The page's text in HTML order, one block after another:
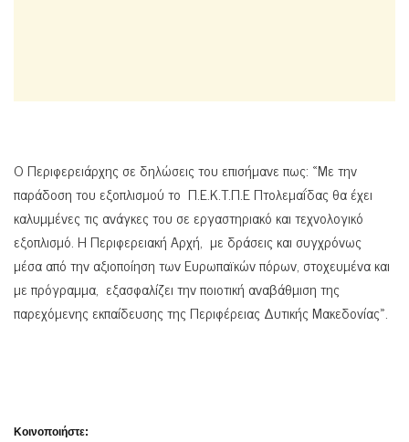
Ο Περιφερειάρχης σε δηλώσεις του επισήμανε πως: «Με την
παράδοση του εξοπλισμού το Π.Ε.Κ.Τ.Π.Ε Πτολεμαΐδας θα έχει
καλυμμένες τις ανάγκες του σε εργαστηριακό και τεχνολογικό
εξοπλισμό. Η Περιφερειακή Αρχή, με δράσεις και συγχρόνως
μέσα από την αξιοποίηση των Ευρωπαϊκών πόρων, στοχευμένα και
με πρόγραμμα, εξασφαλίζει την ποιοτική αναβάθμιση της
παρεχόμενης εκπαίδευσης της Περιφέρειας Δυτικής Μακεδονίας».
Κοινοποιήστε: